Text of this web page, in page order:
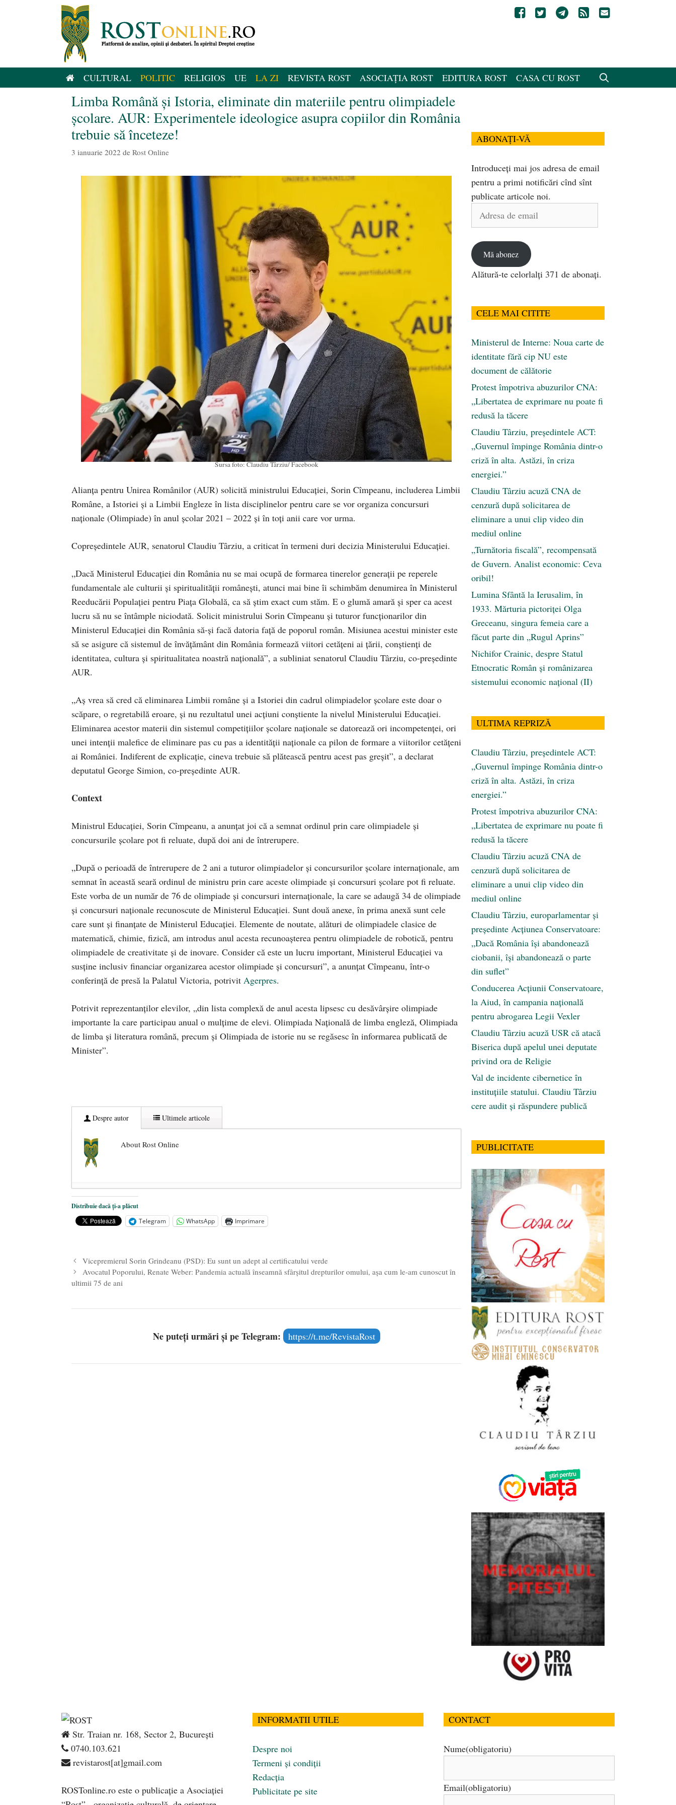
CULTURAL POLITIC RELIGIOS UE LA ZI REVISTA ROST ASOCIAȚIA ROST EDITURA ROST CASA CU ROST
Limba Română și Istoria, eliminate din materiile pentru olimpiadele
școlare. AUR: Experimentele ideologice asupra copiilor din România
trebuie să înceteze!
3 ianuarie 2022 de Rost Online
Sursa foto: Claudiu Târziu/ Facebook
Alianța pentru Unirea Românilor (AUR) solicită ministrului Educației, Sorin Cîmpeanu, includerea Limbii
Române, a Istoriei și a Limbii Engleze în lista disciplinelor pentru care se vor organiza concursuri
naționale (Olimpiade) în anul școlar 2021 – 2022 și în toți anii care vor urma.
Copreședintele AUR, senatorul Claudiu Târziu, a criticat în termeni duri decizia Ministerului Educației.
„Dacă Ministerul Educației din România nu se mai ocupă de formarea tinerelor generații pe reperele
fundamentale ale culturii și spiritualității românești, atunci mai bine îi schimbăm denumirea în Ministerul
Reeducării Populației pentru Piața Globală, ca să știm exact cum stăm. E o glumă amară și sper ca acest
lucru să nu se întâmple niciodată. Solicit ministrului Sorin Cîmpeanu și tuturor funcționarilor din
Ministerul Educației din România să-și facă datoria față de poporul român. Misiunea acestui minister este
să se asigure că sistemul de învățământ din România formează viitori cetățeni ai țării, conștienți de
identitatea, cultura și spiritualitatea noastră națională”, a subliniat senatorul Claudiu Târziu, co-președinte
AUR.
„Aș vrea să cred că eliminarea Limbii române și a Istoriei din cadrul olimpiadelor școlare este doar o
scăpare, o regretabilă eroare, și nu rezultatul unei acțiuni conștiente la nivelul Ministerului Educației.
Eliminarea acestor materii din sistemul competițiilor școlare naționale se datorează ori incompetenței, ori
unei intenții malefice de eliminare pas cu pas a identității naționale ca pilon de formare a viitorilor cetățeni
ai României. Indiferent de explicație, cineva trebuie să plătească pentru acest pas greșit”, a declarat
deputatul George Simion, co-președinte AUR.
Context
Ministrul Educaţiei, Sorin Cîmpeanu, a anunţat joi că a semnat ordinul prin care olimpiadele şi
concursurile şcolare pot fi reluate, după doi ani de întrerupere.
„După o perioadă de întrerupere de 2 ani a tuturor olimpiadelor şi concursurilor şcolare internaţionale, am
semnat în această seară ordinul de ministru prin care aceste olimpiade şi concursuri şcolare pot fi reluate.
Este vorba de un număr de 76 de olimpiade şi concursuri internaţionale, la care se adaugă 34 de olimpiade
şi concursuri naţionale recunoscute de Ministerul Educaţiei. Sunt două anexe, în prima anexă sunt cele
care sunt şi finanţate de Ministerul Educaţiei. Elemente de noutate, alături de olimpiadele clasice de
matematică, chimie, fizică, am introdus anul acesta recunoaşterea pentru olimpiadele de robotică, pentru
olimpiadele de creativitate şi de inovare. Consider că este un lucru important, Ministerul Educaţiei va
susţine inclusiv financiar organizarea acestor olimpiade şi concursuri”, a anunțat Cîmpeanu, într-o
conferinţă de presă la Palatul Victoria, potrivit Agerpres.
Potrivit reprezentanților elevilor, „din lista complexă de anul acesta lipsesc cu desăvârşire olimpiade
importante la care participau anual o mulţime de elevi. Olimpiada Naţională de limba engleză, Olimpiada
de limba şi literatura română, precum şi Olimpiada de istorie nu se regăsesc în informarea publicată de
Minister”.
Despre autor Ultimele articole
About Rost Online
Dezvăluiri cutremurătoare despre președintele Ucrainei, Volodymyr Zelensky
Statul care servește Națiunea - 21 aprilie 2026
Legea Vexler produce efecte. Bustul poetului Octavian Goga, înlăturat din Iași
Distribuie dacă ți-a plăcut
Telegram
WhatsApp Imprimare
Vicepremierul Sorin Grindeanu (PSD): Eu sunt un adept al certificatului verde
Avocatul Poporului, Renate Weber: Pandemia actuală înseamnă sfârșitul drepturilor omului, așa cum le-am cunoscut în
ultimii 75 de ani
Ne puteți urmări și pe Telegram: https://t.me/RevistaRost
ABONAȚI-VĂ
Introduceți mai jos adresa de email
pentru a primi notificări cînd sînt
publicate articole noi.
Adresa
Mă abonez
Alătură-te celorlalți 371 de abonați.
CELE MAI CITITE
Ministerul de Interne: Noua carte de
identitate fără cip NU este
document de călătorie
Protest împotriva abuzurilor CNA:
„Libertatea de exprimare nu poate fi
redusă la tăcere
Claudiu Târziu, președintele ACT:
„Guvernul împinge România dintr-o
criză în alta. Astăzi, în criza
energiei.”
Claudiu Târziu acuză CNA de
cenzură după solicitarea de
eliminare a unui clip video din
mediul online
„Turnătoria fiscală”, recompensată
de Guvern. Analist economic: Ceva
oribil!
Lumina Sfântă la Ierusalim, în
1933. Mărturia pictoriței Olga
Greceanu, singura femeia care a
făcut parte din „Rugul Aprins”
Nichifor Crainic, despre Statul
Etnocratic Român şi românizarea
sistemului economic naţional (II)
ULTIMA REPRIZĂ
Claudiu Târziu, președintele ACT:
„Guvernul împinge România dintr-o
criză în alta. Astăzi, în criza
energiei.”
Protest împotriva abuzurilor CNA:
„Libertatea de exprimare nu poate fi
redusă la tăcere
Claudiu Târziu acuză CNA de
cenzură după solicitarea de
eliminare a unui clip video din
mediul online
Claudiu Târziu, europarlamentar și
președinte Acțiunea Conservatoare:
„Dacă România își abandonează
ciobanii, își abandonează o parte
din suflet”
Conducerea Acțiunii Conservatoare,
la Aiud, în campania națională
pentru abrogarea Legii Vexler
Claudiu Târziu acuză USR că atacă
Biserica după apelul unei deputate
privind ora de Religie
Val de incidente cibernetice în
instituțiile statului. Claudiu Târziu
cere audit și răspundere publică
PUBLICITATE
Str. Traian nr. 168, Sector 2, București
0740.103.621
revistarost[at]gmail.com
ROSTonline.ro este o publicaţie a Asociaţiei
INFORMATII UTILE
Despre noi
Termeni și condiții
Redacția
Publicitate pe site
CONTACT
Nume(obligatoriu)
Email(obligatoriu)